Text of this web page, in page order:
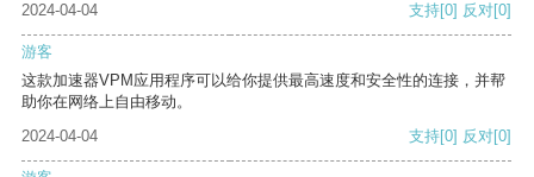
2024-04-04
支持[0] 反对[0]
游客
这款加速器VPM应用程序可以给你提供最高速度和安全性的连接，并帮
助你在网络上自由移动。
2024-04-04
支持[0] 反对[0]